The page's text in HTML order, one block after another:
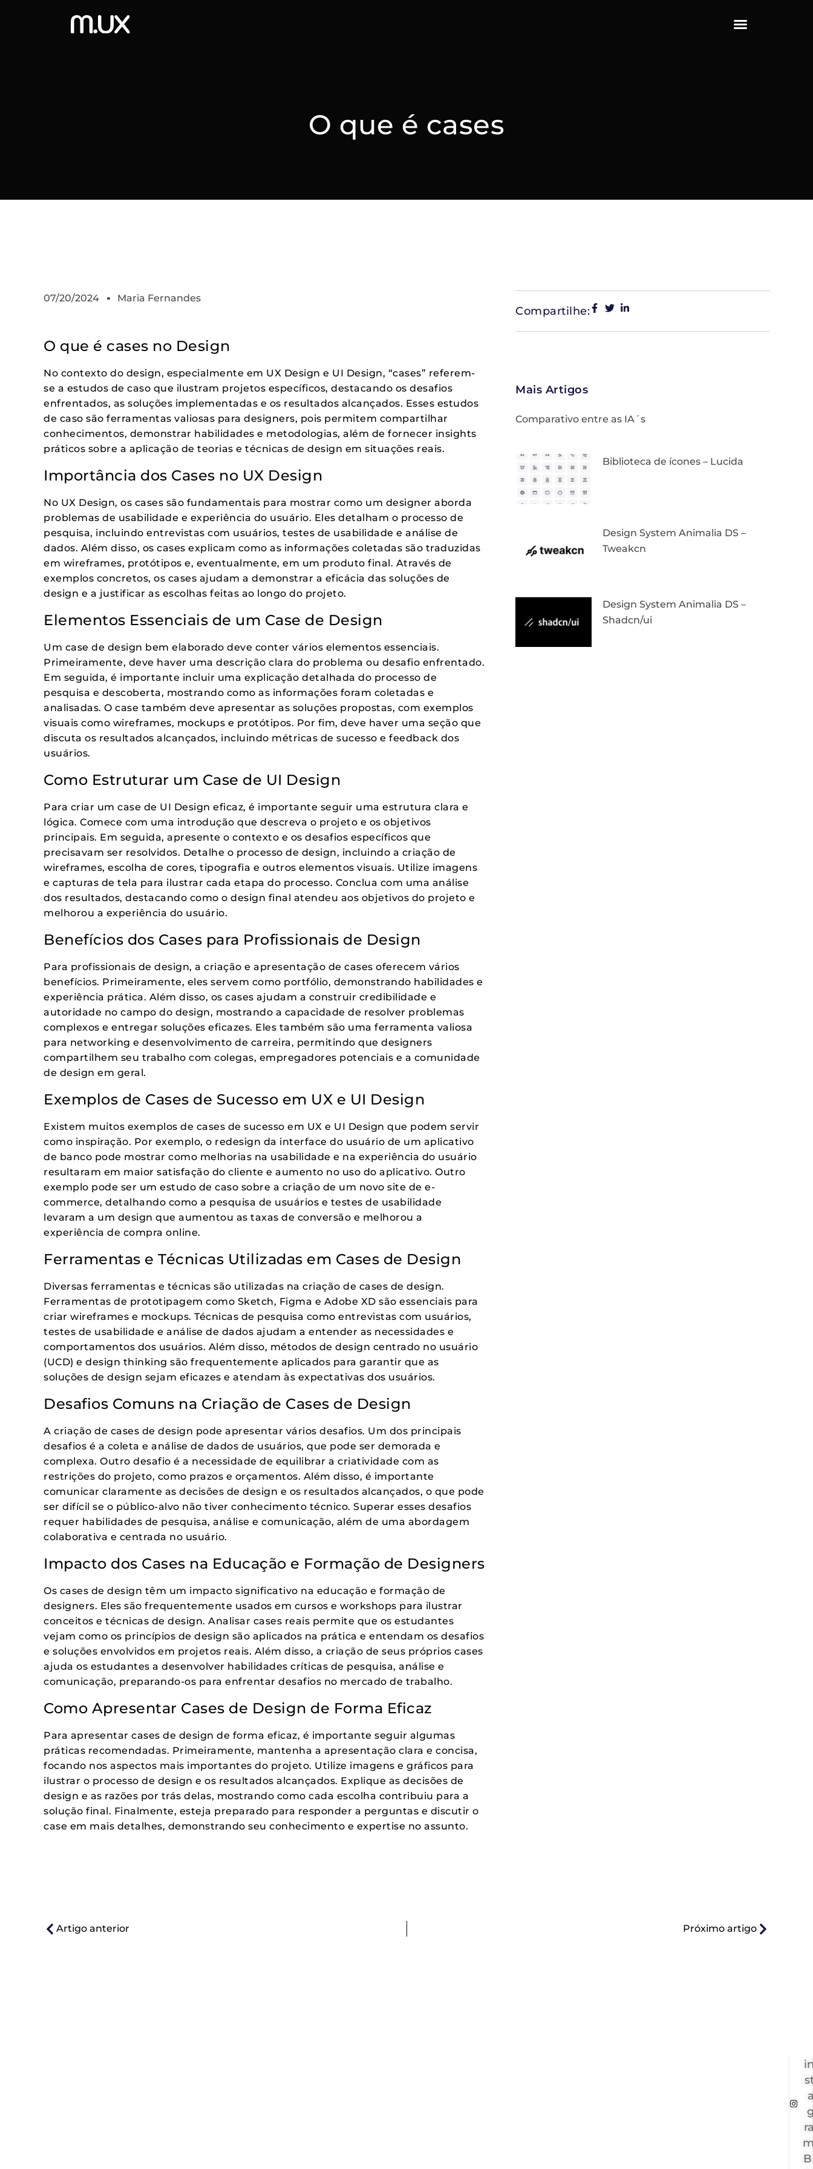
O que é cases
07/20/2024 Maria Fernandes
O que é cases no Design
No contexto do design, especialmente em UX Design e UI Design, “cases” referem-
se a estudos de caso que ilustram projetos específicos, destacando os desafios
enfrentados, as soluções implementadas e os resultados alcançados. Esses estudos
de caso são ferramentas valiosas para designers, pois permitem compartilhar
conhecimentos, demonstrar habilidades e metodologias, além de fornecer insights
práticos sobre a aplicação de teorias e técnicas de design em situações reais.
Importância dos Cases no UX Design
No UX Design, os cases são fundamentais para mostrar como um designer aborda
problemas de usabilidade e experiência do usuário. Eles detalham o processo de
pesquisa, incluindo entrevistas com usuários, testes de usabilidade e análise de
dados. Além disso, os cases explicam como as informações coletadas são traduzidas
em wireframes, protótipos e, eventualmente, em um produto final. Através de
exemplos concretos, os cases ajudam a demonstrar a eficácia das soluções de
design e a justificar as escolhas feitas ao longo do projeto.
Elementos Essenciais de um Case de Design
Um case de design bem elaborado deve conter vários elementos essenciais.
Primeiramente, deve haver uma descrição clara do problema ou desafio enfrentado.
Em seguida, é importante incluir uma explicação detalhada do processo de
pesquisa e descoberta, mostrando como as informações foram coletadas e
analisadas. O case também deve apresentar as soluções propostas, com exemplos
visuais como wireframes, mockups e protótipos. Por fim, deve haver uma seção que
discuta os resultados alcançados, incluindo métricas de sucesso e feedback dos
usuários.
Como Estruturar um Case de UI Design
Para criar um case de UI Design eficaz, é importante seguir uma estrutura clara e
lógica. Comece com uma introdução que descreva o projeto e os objetivos
principais. Em seguida, apresente o contexto e os desafios específicos que
precisavam ser resolvidos. Detalhe o processo de design, incluindo a criação de
wireframes, escolha de cores, tipografia e outros elementos visuais. Utilize imagens
e capturas de tela para ilustrar cada etapa do processo. Conclua com uma análise
dos resultados, destacando como o design final atendeu aos objetivos do projeto e
melhorou a experiência do usuário.
Benefícios dos Cases para Profissionais de Design
Para profissionais de design, a criação e apresentação de cases oferecem vários
benefícios. Primeiramente, eles servem como portfólio, demonstrando habilidades e
experiência prática. Além disso, os cases ajudam a construir credibilidade e
autoridade no campo do design, mostrando a capacidade de resolver problemas
complexos e entregar soluções eficazes. Eles também são uma ferramenta valiosa
para networking e desenvolvimento de carreira, permitindo que designers
compartilhem seu trabalho com colegas, empregadores potenciais e a comunidade
de design em geral.
Exemplos de Cases de Sucesso em UX e UI Design
Existem muitos exemplos de cases de sucesso em UX e UI Design que podem servir
como inspiração. Por exemplo, o redesign da interface do usuário de um aplicativo
de banco pode mostrar como melhorias na usabilidade e na experiência do usuário
resultaram em maior satisfação do cliente e aumento no uso do aplicativo. Outro
exemplo pode ser um estudo de caso sobre a criação de um novo site de e-
commerce, detalhando como a pesquisa de usuários e testes de usabilidade
levaram a um design que aumentou as taxas de conversão e melhorou a
experiência de compra online.
Ferramentas e Técnicas Utilizadas em Cases de Design
Diversas ferramentas e técnicas são utilizadas na criação de cases de design.
Ferramentas de prototipagem como Sketch, Figma e Adobe XD são essenciais para
criar wireframes e mockups. Técnicas de pesquisa como entrevistas com usuários,
testes de usabilidade e análise de dados ajudam a entender as necessidades e
comportamentos dos usuários. Além disso, métodos de design centrado no usuário
(UCD) e design thinking são frequentemente aplicados para garantir que as
soluções de design sejam eficazes e atendam às expectativas dos usuários.
Desafios Comuns na Criação de Cases de Design
A criação de cases de design pode apresentar vários desafios. Um dos principais
desafios é a coleta e análise de dados de usuários, que pode ser demorada e
complexa. Outro desafio é a necessidade de equilibrar a criatividade com as
restrições do projeto, como prazos e orçamentos. Além disso, é importante
comunicar claramente as decisões de design e os resultados alcançados, o que pode
ser difícil se o público-alvo não tiver conhecimento técnico. Superar esses desafios
requer habilidades de pesquisa, análise e comunicação, além de uma abordagem
colaborativa e centrada no usuário.
Impacto dos Cases na Educação e Formação de Designers
Os cases de design têm um impacto significativo na educação e formação de
designers. Eles são frequentemente usados em cursos e workshops para ilustrar
conceitos e técnicas de design. Analisar cases reais permite que os estudantes
vejam como os princípios de design são aplicados na prática e entendam os desafios
e soluções envolvidos em projetos reais. Além disso, a criação de seus próprios cases
ajuda os estudantes a desenvolver habilidades críticas de pesquisa, análise e
comunicação, preparando-os para enfrentar desafios no mercado de trabalho.
Como Apresentar Cases de Design de Forma Eficaz
Para apresentar cases de design de forma eficaz, é importante seguir algumas
práticas recomendadas. Primeiramente, mantenha a apresentação clara e concisa,
focando nos aspectos mais importantes do projeto. Utilize imagens e gráficos para
ilustrar o processo de design e os resultados alcançados. Explique as decisões de
design e as razões por trás delas, mostrando como cada escolha contribuiu para a
solução final. Finalmente, esteja preparado para responder a perguntas e discutir o
case em mais detalhes, demonstrando seu conhecimento e expertise no assunto.
Compartilhe:
Mais Artigos
Comparativo entre as IA´s
Biblioteca de ícones – Lucida
Design System Animalia DS –
Tweakcn
Design System Animalia DS –
Shadcn/ui
Artigo anterior Próximo artigo
B